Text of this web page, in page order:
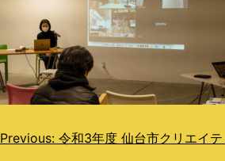
投
Previous: 令和3年度 仙台市クリエイ